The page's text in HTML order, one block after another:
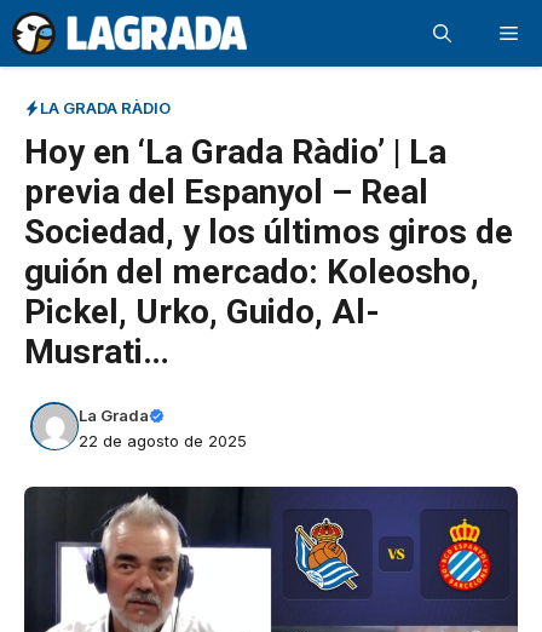
Saltar
al
contenido
LA GRADA RÀDIO
Hoy en ‘La Grada Ràdio’ | La
previa del Espanyol – Real
Sociedad, y los últimos giros de
guión del mercado: Koleosho,
Pickel, Urko, Guido, Al-
Musrati…
La Grada
22 de agosto de 2025